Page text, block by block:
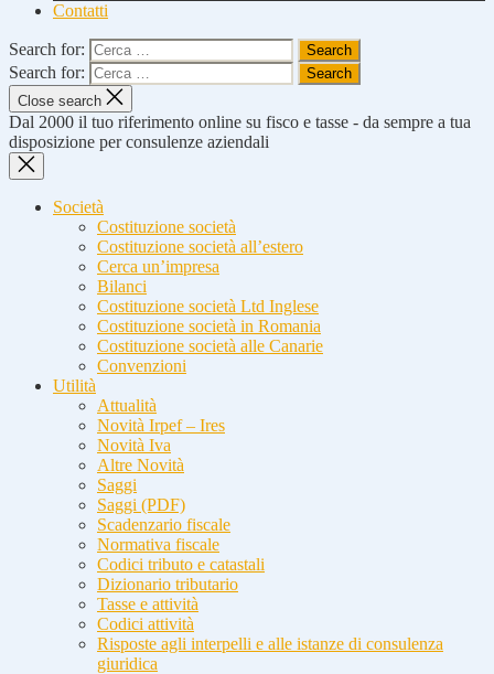
Contatti
Search for:
Search for:
Close search
Dal 2000 il tuo riferimento online su fisco e tasse - da sempre a tua
disposizione per consulenze aziendali
Società
Costituzione società
Costituzione società all’estero
Cerca un’impresa
Bilanci
Costituzione società Ltd Inglese
Costituzione società in Romania
Costituzione società alle Canarie
Convenzioni
Utilità
Attualità
Novità Irpef – Ires
Novità Iva
Altre Novità
Saggi
Saggi (PDF)
Scadenzario fiscale
Normativa fiscale
Codici tributo e catastali
Dizionario tributario
Tasse e attività
Codici attività
Risposte agli interpelli e alle istanze di consulenza
giuridica